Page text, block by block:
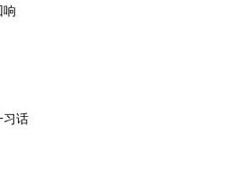
响
习话